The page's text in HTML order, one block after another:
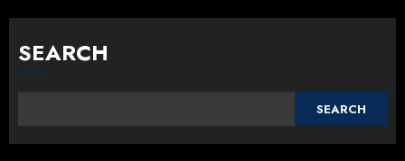
SEARCH
SEARCH